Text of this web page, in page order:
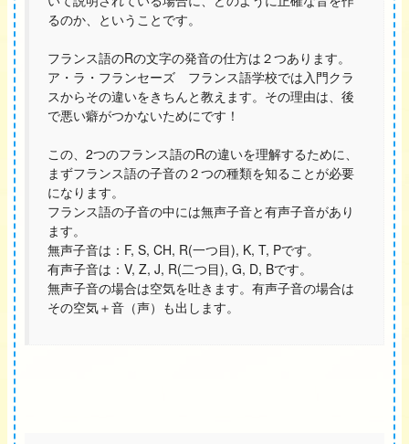
るのか、ということです。
フランス語のRの文字の発音の仕方は２つあります。
ア・ラ・フランセーズ フランス語学校では入門クラ
スからその違いをきちんと教えます。その理由は、後
で悪い癖がつかないためにです！
この、2つのフランス語のRの違いを理解するために、
まずフランス語の子音の２つの種類を知ることが必要
になります。
フランス語の子音の中には無声子音と有声子音があり
ます。
無声子音は：F, S, CH, R(一つ目), K, T, Pです。
有声子音は：V, Z, J, R(二つ目), G, D, Bです。
無声子音の場合は空気を吐きます。有声子音の場合は
その空気＋音（声）も出します。